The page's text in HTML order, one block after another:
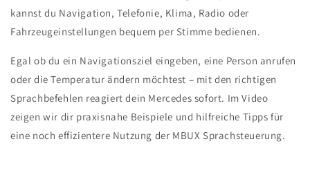
kannst du Navigation, Telefonie, Klima, Radio oder
Fahrzeugeinstellungen bequem per Stimme bedienen.
Egal ob du ein Navigationsziel eingeben, eine Person anrufen
oder die Temperatur ändern möchtest – mit den richtigen
Sprachbefehlen reagiert dein Mercedes sofort. Im Video
zeigen wir dir praxisnahe Beispiele und hilfreiche Tipps für
eine noch effizientere Nutzung der MBUX Sprachsteuerung.